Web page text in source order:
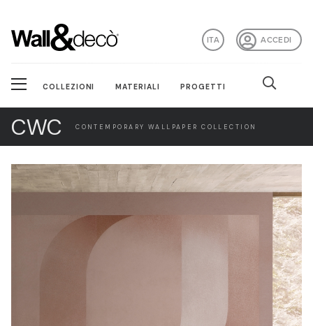
ACCEDI
ITA
COLLEZIONI MATERIALI PROGETTI
CWC CONTEMPORARY WALLPAPER COLLECTION